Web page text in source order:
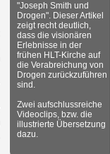
"Joseph Smith und
Drogen". Dieser Artikel
zeigt recht deutlich,
dass die visionären
Erlebnisse in der
frühen HLT-Kirche auf
die Verabreichung von
Drogen zurückzuführen
sind.
Zwei aufschlussreiche
Videoclips, bzw. die
illustrierte Übersetzung
dazu.